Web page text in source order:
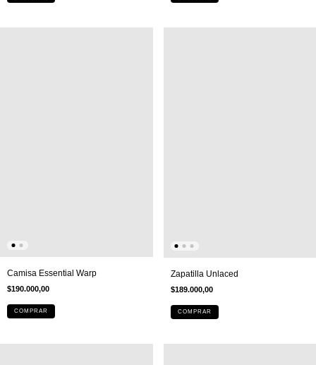
Camisa Essential Warp
$190.000,00
COMPRAR
Zapatilla Unlaced
$189.000,00
COMPRAR